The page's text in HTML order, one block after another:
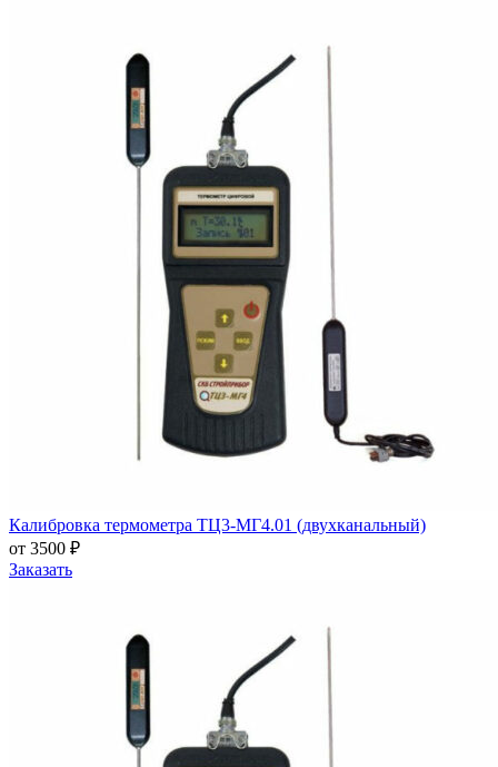
Калибровка термометра ТЦ3-МГ4.01 (двухканальный)
от 3500 ₽
Заказать